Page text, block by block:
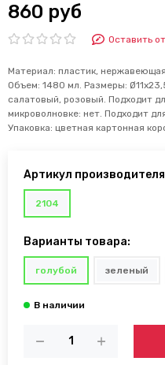
860 руб
Оставить
Материал: пластик,
Объем: 1480 мл. Размеры:
салатовый, розовый. Подходит
микроволновке: нет. Подходит
Упаковка: цветная картонная
Артикул
2104
Варианты товара:
голубой зеленый